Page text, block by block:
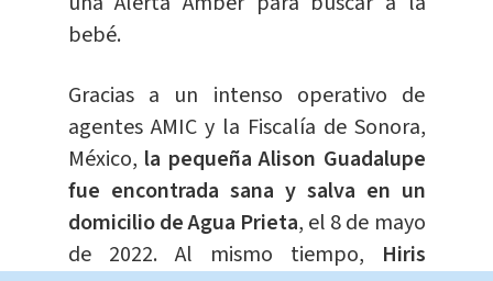
bebé.
Gracias a un intenso operativo de
agentes AMIC y la Fiscalía de Sonora,
México, la pequeña Alison Guadalupe
fue encontrada sana y salva en un
domicilio de Agua Prieta, el 8 de mayo
de 2022. Al mismo tiempo, Hiris